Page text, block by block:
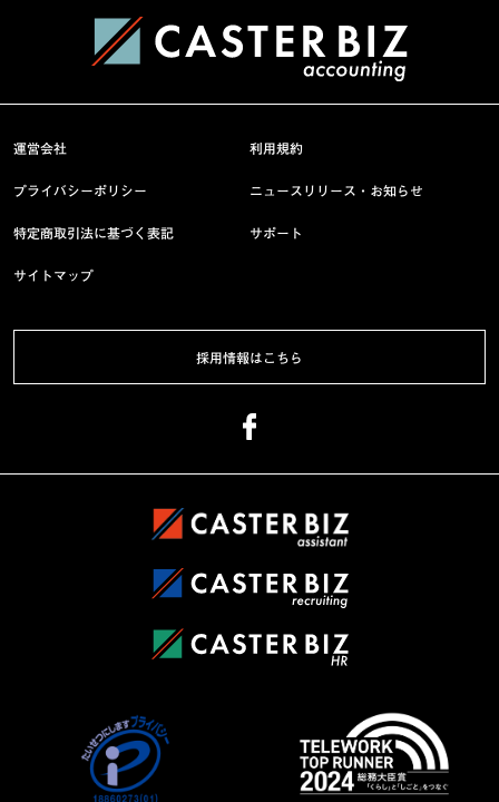
運営会社 利用規約
プライバシーポリシー ニュースリリース・お知らせ
特定商取引法に基づく表記 サポート
サイトマップ
採用情報はこちら